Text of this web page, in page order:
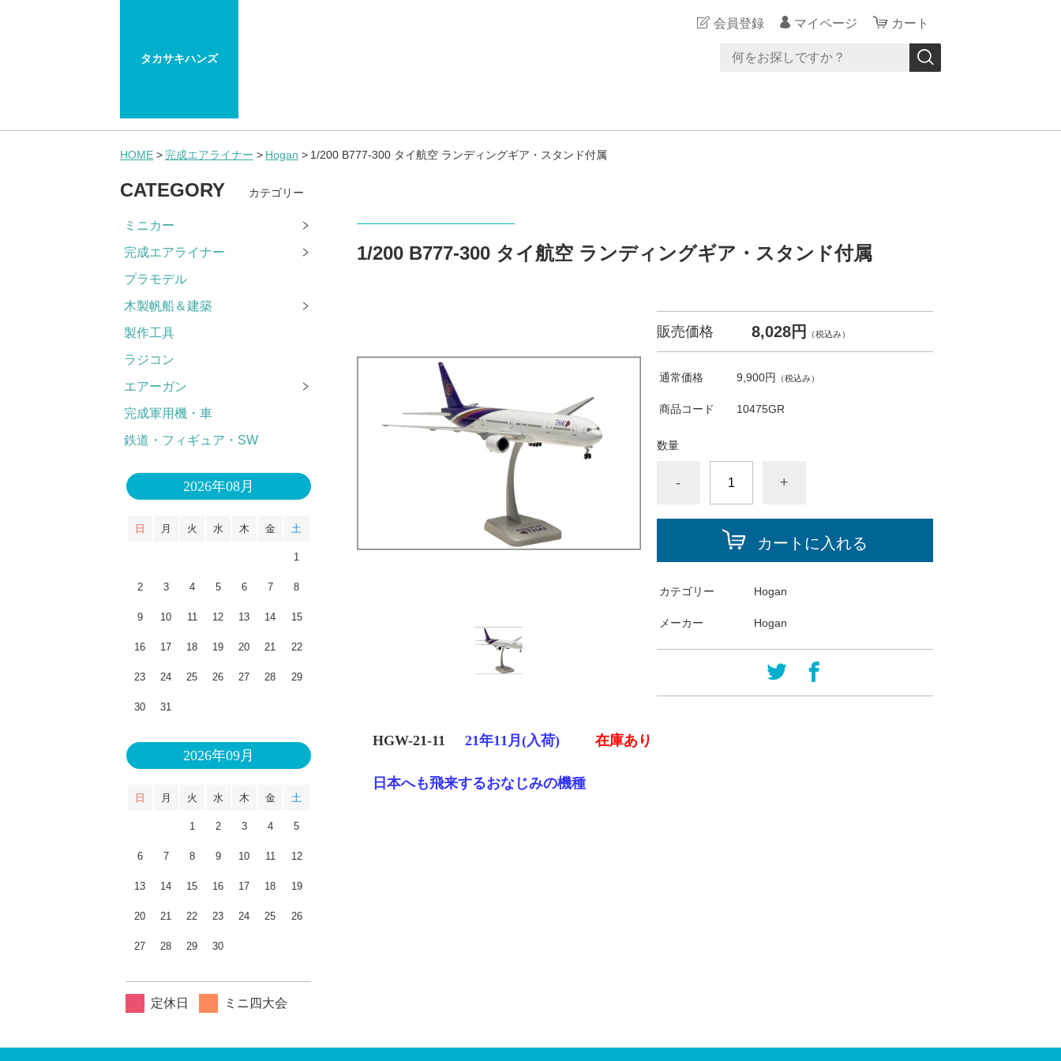
タカサキハンズ
会員登録 マイページ カート
HOME 完成エアライナー Hogan 1/200 B777-300 タイ航空 ランディングギア・スタンド付属
1/200 B777-300 タイ航空 ランディングギア・スタンド付属
販売価格 8,028円 （税込み）
通常価格 9,900円 （税込み）
商品コード 10475GR
数量
- +
カートに入れる
カテゴリー Hogan
メーカー Hogan
HGW-21-11 21年11月(入荷) 在庫あり
日本へも飛来するおなじみの機種
CATEGORY カテゴリー
ミニカー
完成エアライナー
プラモデル
木製帆船＆建築
製作工具
ラジコン
エアーガン
完成軍用機・車
鉄道・フィギュア・SW
2026年08月
日 月 火 水 木 金 土
1
2 3 4 5 6 7 8
9 10 11 12 13 14 15
16 17 18 19 20 21 22
23 24 25 26 27 28 29
30 31
2026年09月
日 月 火 水 木 金 土
1 2 3 4 5
6 7 8 9 10 11 12
13 14 15 16 17 18 19
20 21 22 23 24 25 26
27 28 29 30
定休日 ミニ四大会